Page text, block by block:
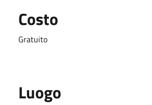
Costo
Gratuito
Luogo